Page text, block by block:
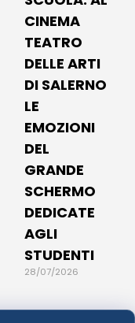
CINEMA
TEATRO
DELLE ARTI
DI SALERNO
LE
EMOZIONI
DEL
GRANDE
SCHERMO
DEDICATE
AGLI
STUDENTI
28/07/2026